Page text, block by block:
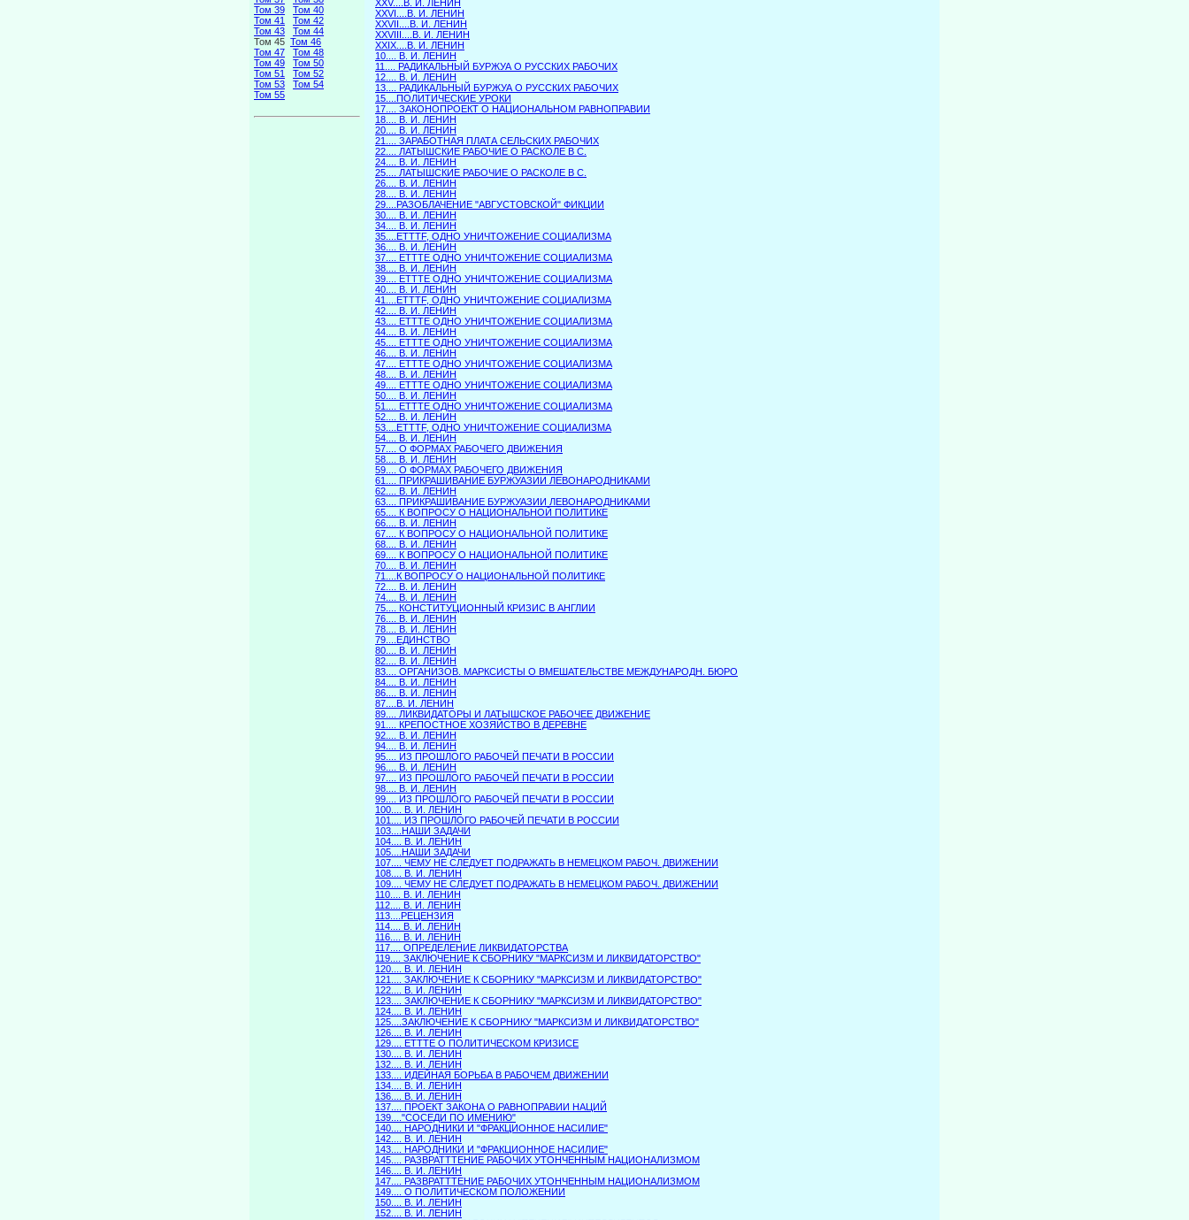
Том 39
Том 40
Том 41
Том 42
Том 43
Том 44
Том 45 Том 46
Том 47
Том 48
Том 49
Том 50
Том 51
Том 52
Том 53
Том 54
Том 55
XXV....В. И. ЛЕНИН
XXVI....В. И. ЛЕНИН
XXVII....В. И. ЛЕНИН
XXVIII....В. И. ЛЕНИН
XXIX....В. И. ЛЕНИН
10.... В. И. ЛЕНИН
11.... РАДИКАЛЬНЫЙ БУРЖУА О РУССКИХ РАБОЧИХ
12.... В. И. ЛЕНИН
13.... РАДИКАЛЬНЫЙ БУРЖУА О РУССКИХ РАБОЧИХ
15....ПОЛИТИЧЕСКИЕ УРОКИ
17.... ЗАКОНОПРОЕКТ О НАЦИОНАЛЬНОМ РАВНОПРАВИИ
18.... В. И. ЛЕНИН
20.... В. И. ЛЕНИН
21.... ЗАРАБОТНАЯ ПЛАТА СЕЛЬСКИХ РАБОЧИХ
22.... ЛАТЫШСКИЕ РАБОЧИЕ О РАСКОЛЕ В С.
24.... В. И. ЛЕНИН
25.... ЛАТЫШСКИЕ РАБОЧИЕ О РАСКОЛЕ В С.
26.... В. И. ЛЕНИН
28.... В. И. ЛЕНИН
29....РАЗОБЛАЧЕНИЕ "АВГУСТОВСКОЙ" ФИКЦИИ
30.... В. И. ЛЕНИН
34.... В. И. ЛЕНИН
35....ETTTF, ОДНО УНИЧТОЖЕНИЕ СОЦИАЛИЗМА
36.... В. И. ЛЕНИН
37.... ЕТТТЕ ОДНО УНИЧТОЖЕНИЕ СОЦИАЛИЗМА
38.... В. И. ЛЕНИН
39.... ЕТТТЕ ОДНО УНИЧТОЖЕНИЕ СОЦИАЛИЗМА
40.... В. И. ЛЕНИН
41....ETTTF, ОДНО УНИЧТОЖЕНИЕ СОЦИАЛИЗМА
42.... В. И. ЛЕНИН
43.... ЕТТТЕ ОДНО УНИЧТОЖЕНИЕ СОЦИАЛИЗМА
44.... В. И. ЛЕНИН
45.... ЕТТТЕ ОДНО УНИЧТОЖЕНИЕ СОЦИАЛИЗМА
46.... В. И. ЛЕНИН
47.... ЕТТТЕ ОДНО УНИЧТОЖЕНИЕ СОЦИАЛИЗМА
48.... В. И. ЛЕНИН
49.... ЕТТТЕ ОДНО УНИЧТОЖЕНИЕ СОЦИАЛИЗМА
50.... В. И. ЛЕНИН
51.... ЕТТТЕ ОДНО УНИЧТОЖЕНИЕ СОЦИАЛИЗМА
52.... В. И. ЛЕНИН
53....ETTTF, ОДНО УНИЧТОЖЕНИЕ СОЦИАЛИЗМА
54.... В. И. ЛЕНИН
57.... О ФОРМАХ РАБОЧЕГО ДВИЖЕНИЯ
58.... В. И. ЛЕНИН
59.... О ФОРМАХ РАБОЧЕГО ДВИЖЕНИЯ
61.... ПРИКРАШИВАНИЕ БУРЖУАЗИИ ЛЕВОНАРОДНИКАМИ
62.... В. И. ЛЕНИН
63.... ПРИКРАШИВАНИЕ БУРЖУАЗИИ ЛЕВОНАРОДНИКАМИ
65.... К ВОПРОСУ О НАЦИОНАЛЬНОЙ ПОЛИТИКЕ
66.... В. И. ЛЕНИН
67.... К ВОПРОСУ О НАЦИОНАЛЬНОЙ ПОЛИТИКЕ
68.... В. И. ЛЕНИН
69.... К ВОПРОСУ О НАЦИОНАЛЬНОЙ ПОЛИТИКЕ
70.... В. И. ЛЕНИН
71....К ВОПРОСУ О НАЦИОНАЛЬНОЙ ПОЛИТИКЕ
72.... В. И. ЛЕНИН
74.... В. И. ЛЕНИН
75.... КОНСТИТУЦИОННЫЙ КРИЗИС В АНГЛИИ
76.... В. И. ЛЕНИН
78.... В. И. ЛЕНИН
79....ЕДИНСТВО
80.... В. И. ЛЕНИН
82.... В. И. ЛЕНИН
83.... ОРГАНИЗОВ. МАРКСИСТЫ О ВМЕШАТЕЛЬСТВЕ МЕЖДУНАРОДН. БЮРО
84.... В. И. ЛЕНИН
86.... В. И. ЛЕНИН
87....В. И. ЛЕНИН
89.... ЛИКВИДАТОРЫ И ЛАТЫШСКОЕ РАБОЧЕЕ ДВИЖЕНИЕ
91.... КРЕПОСТНОЕ ХОЗЯЙСТВО В ДЕРЕВНЕ
92.... В. И. ЛЕНИН
94.... В. И. ЛЕНИН
95.... ИЗ ПРОШЛОГО РАБОЧЕЙ ПЕЧАТИ В РОССИИ
96.... В. И. ЛЕНИН
97.... ИЗ ПРОШЛОГО РАБОЧЕЙ ПЕЧАТИ В РОССИИ
98.... В. И. ЛЕНИН
99.... ИЗ ПРОШЛОГО РАБОЧЕЙ ПЕЧАТИ В РОССИИ
100.... В. И. ЛЕНИН
101.... ИЗ ПРОШЛОГО РАБОЧЕЙ ПЕЧАТИ В РОССИИ
103....НАШИ ЗАДАЧИ
104.... В. И. ЛЕНИН
105....НАШИ ЗАДАЧИ
107.... ЧЕМУ НЕ СЛЕДУЕТ ПОДРАЖАТЬ В НЕМЕЦКОМ РАБОЧ. ДВИЖЕНИИ
108.... В. И. ЛЕНИН
109.... ЧЕМУ НЕ СЛЕДУЕТ ПОДРАЖАТЬ В НЕМЕЦКОМ РАБОЧ. ДВИЖЕНИИ
110.... В. И. ЛЕНИН
112.... В. И. ЛЕНИН
113....РЕЦЕНЗИЯ
114.... В. И. ЛЕНИН
116.... В. И. ЛЕНИН
117.... ОПРЕДЕЛЕНИЕ ЛИКВИДАТОРСТВА
119.... ЗАКЛЮЧЕНИЕ К СБОРНИКУ "МАРКСИЗМ И ЛИКВИДАТОРСТВО"
120.... В. И. ЛЕНИН
121.... ЗАКЛЮЧЕНИЕ К СБОРНИКУ "МАРКСИЗМ И ЛИКВИДАТОРСТВО"
122.... В. И. ЛЕНИН
123.... ЗАКЛЮЧЕНИЕ К СБОРНИКУ "МАРКСИЗМ И ЛИКВИДАТОРСТВО"
124.... В. И. ЛЕНИН
125....ЗАКЛЮЧЕНИЕ К СБОРНИКУ "МАРКСИЗМ И ЛИКВИДАТОРСТВО"
126.... В. И. ЛЕНИН
129.... ЕТТТЕ О ПОЛИТИЧЕСКОМ КРИЗИСЕ
130.... В. И. ЛЕНИН
132.... В. И. ЛЕНИН
133.... ИДЕЙНАЯ БОРЬБА В РАБОЧЕМ ДВИЖЕНИИ
134.... В. И. ЛЕНИН
136.... В. И. ЛЕНИН
137.... ПРОЕКТ ЗАКОНА О РАВНОПРАВИИ НАЦИЙ
139...."СОСЕДИ ПО ИМЕНИЮ"
140.... НАРОДНИКИ И "ФРАКЦИОННОЕ НАСИЛИЕ"
142.... В. И. ЛЕНИН
143.... НАРОДНИКИ И "ФРАКЦИОННОЕ НАСИЛИЕ"
145.... РАЗВРАТТТЕНИЕ РАБОЧИХ УТОНЧЕННЫМ НАЦИОНАЛИЗМОМ
146.... В. И. ЛЕНИН
147.... РАЗВРАТТТЕНИЕ РАБОЧИХ УТОНЧЕННЫМ НАЦИОНАЛИЗМОМ
149.... О ПОЛИТИЧЕСКОМ ПОЛОЖЕНИИ
150.... В. И. ЛЕНИН
152.... В. И. ЛЕНИН